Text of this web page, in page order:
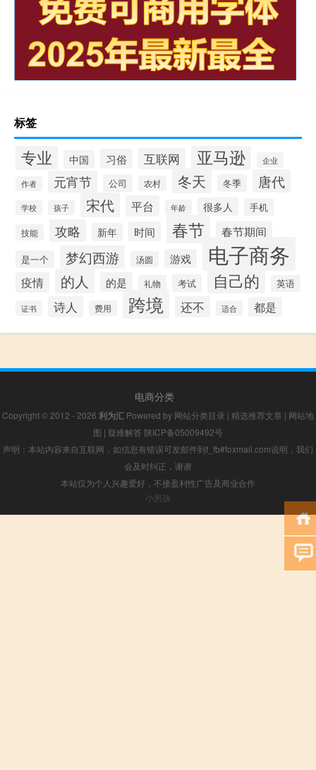
标签
专业 中国 习俗 互联网 亚马逊 企业
作者 元宵节 公司 农村 冬天 冬季 唐代
学校 孩子 宋代 平台 年龄 很多人 手机
技能 攻略 新年 时间 春节 春节期间
是一个 梦幻西游 汤圆 游戏 电子商务
疫情 的人 的是 礼物 考试 自己的 英语
证书 诗人 费用 跨境 还不 适合 都是
电商分类
Copyright © 2012 - 2026 利为汇 Powered by 网站分类目录 | 精选推荐文章 | 网站地
图 | 疑难解答 陕ICP备05009492号
声明：本站内容来自互联网，如信息有错误可发邮件到f_fb#foxmail.com说明，我们
会及时纠正，谢谢
本站仅为个人兴趣爱好，不接盈利性广告及商业合作
小男孩